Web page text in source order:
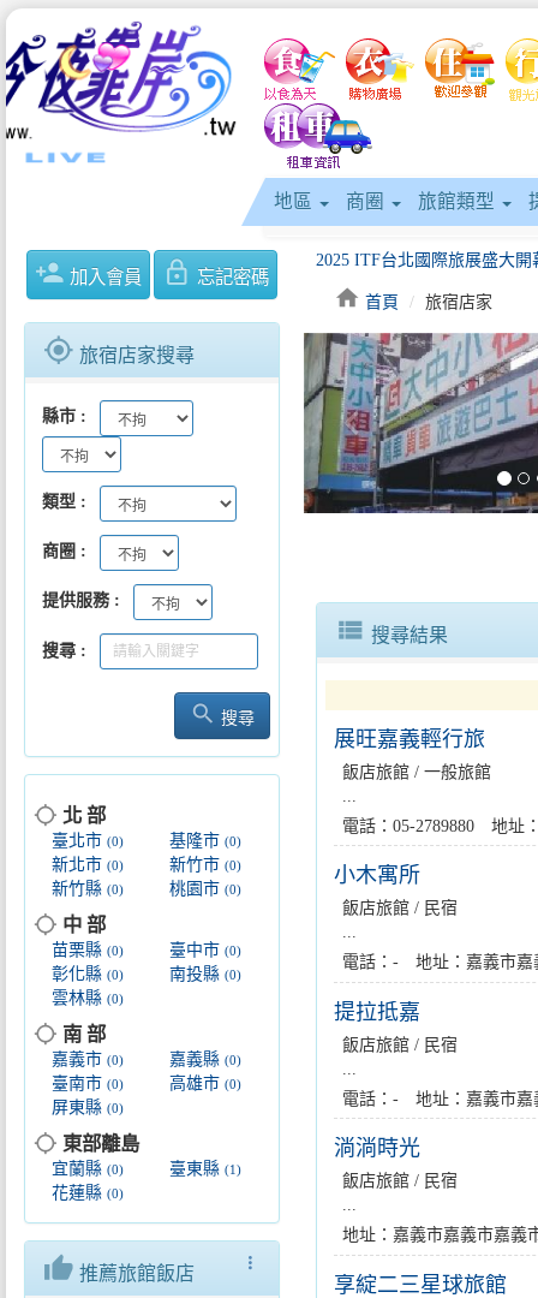
地區 商圈 旅館類型
person_add 加入會員 lock_outline 忘記密碼
gps_fixed 旅宿店家搜尋
縣市
類型
商圈
提供服務
搜尋
search 搜尋
location_searching 北 部
臺北市 (0) 基隆市(0)
新北市 (0) 新竹市(0)
新竹縣 (0) 桃園市(0)
location_searching 中 部
苗栗縣 (0) 臺中市(0)
彰化縣 (0) 南投縣(0)
雲林縣 (0)
location_searching 南 部
嘉義市 (0) 嘉義縣(0)
臺南市 (0) 高雄市(0)
屏東縣 (0)
location_searching 東部離島
宜蘭縣 (0) 臺東縣(1)
花蓮縣 (0)
more_vert
thumb_up 推薦旅館飯店
home 首頁 旅宿店家
keyboard_arrow_left
view_list 搜尋結果
展旺嘉義輕行旅
飯店旅館 / 一般旅館
電話：05-2789880 地址
小木寓所
飯店旅館 / 民宿
...
電話：- 地址：嘉義市嘉
提拉抵嘉
飯店旅館 / 民宿
電話：- 地址：嘉義市嘉
淌淌時光
飯店旅館 / 民宿
...
地址：嘉義市嘉義市嘉義
享綻二三星球旅館